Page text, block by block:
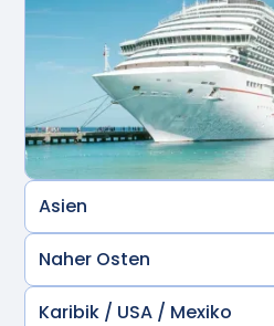
Asien
Naher Osten
Karibik / USA / Mexiko